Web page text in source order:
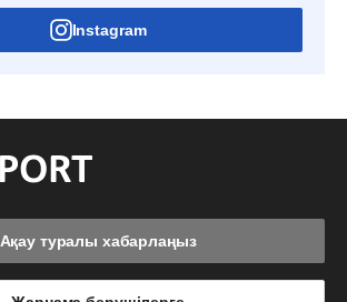
Instagram
Ақау туралы хабарлаңыз